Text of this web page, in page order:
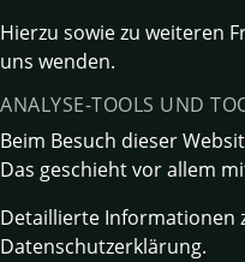
Hierzu sowie zu weiteren
uns wenden.
ANALYSE-TOOLS UND
Beim Besuch dieser
Das geschieht vor allem
Detaillierte Informationen
Datenschutzerklärung.